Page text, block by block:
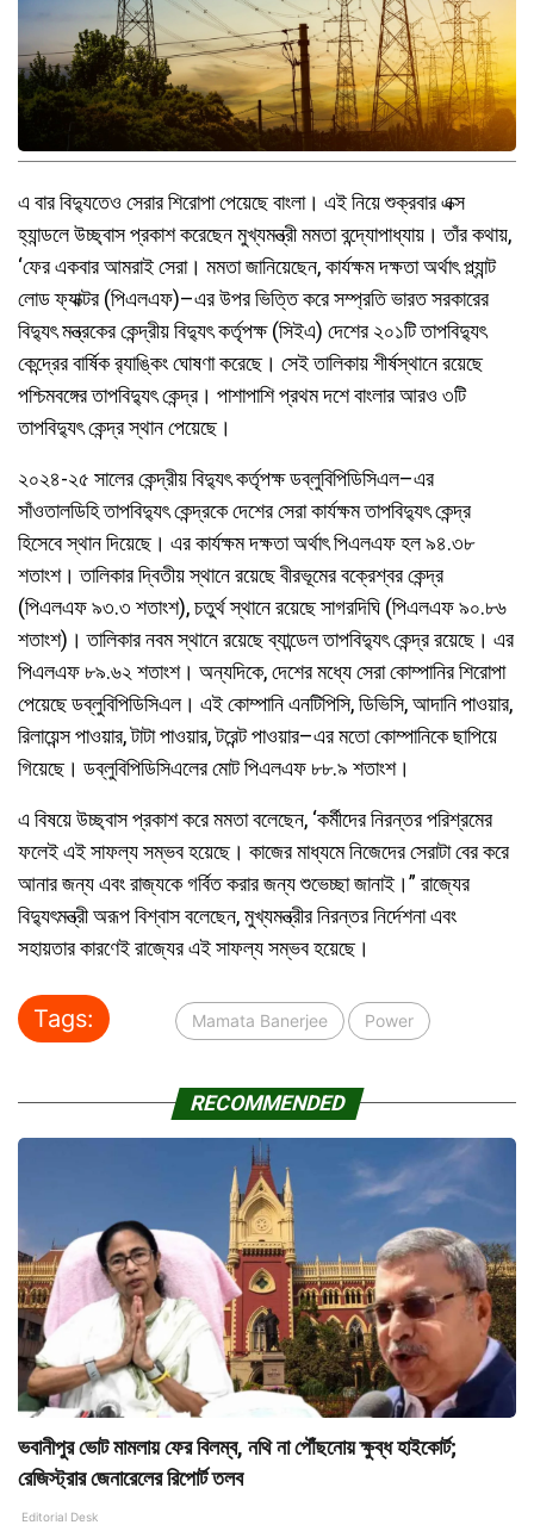
এ বার বিদ্যুতেও সেরার শিরোপা পেয়েছে বাংলা। এই নিয়ে শুক্রবার এক্স
হ্যান্ডলে উচ্ছ্বাস প্রকাশ করেছেন মুখ্যমন্ত্রী মমতা বন্দ্যোপাধ্যায়। তাঁর কথায়,
‘ফের একবার আমরাই সেরা। মমতা জানিয়েছেন, কার্যক্ষম দক্ষতা অর্থাৎ প্ল্যান্ট
লোড ফ্যাক্টর (পিএলএফ)–এর উপর ভিত্তি করে সম্প্রতি ভারত সরকারের
বিদ্যুৎ মন্ত্রকের কেন্দ্রীয় বিদ্যুৎ কর্তৃপক্ষ (সিইএ) দেশের ২০১টি তাপবিদ্যুৎ
কেন্দ্রের বার্ষিক র‍্যাঙ্কিং ঘোষণা করেছে। সেই তালিকায় শীর্ষস্থানে রয়েছে
পশ্চিমবঙ্গের তাপবিদ্যুৎ কেন্দ্র। পাশাপাশি প্রথম দশে বাংলার আরও ৩টি
তাপবিদ্যুৎ কেন্দ্র স্থান পেয়েছে।
২০২৪-২৫ সালের কেন্দ্রীয় বিদ্যুৎ কর্তৃপক্ষ ডব্লুবিপিডিসিএল–এর
সাঁওতালডিহি তাপবিদ্যুৎ কেন্দ্রকে দেশের সেরা কার্যক্ষম তাপবিদ্যুৎ কেন্দ্র
হিসেবে স্থান দিয়েছে। এর কার্যক্ষম দক্ষতা অর্থাৎ পিএলএফ হল ৯৪.৩৮
শতাংশ। তালিকার দ্বিতীয় স্থানে রয়েছে বীরভূমের বক্রেশ্বর কেন্দ্র
(পিএলএফ ৯৩.৩ শতাংশ), চতুর্থ স্থানে রয়েছে সাগরদিঘি (পিএলএফ ৯০.৮৬
শতাংশ)। তালিকার নবম স্থানে রয়েছে ব্যান্ডেল তাপবিদ্যুৎ কেন্দ্র রয়েছে। এর
পিএলএফ ৮৯.৬২ শতাংশ। অন্যদিকে, দেশের মধ্যে সেরা কোম্পানির শিরোপা
পেয়েছে ডব্লুবিপিডিসিএল। এই কোম্পানি এনটিপিসি, ডিভিসি, আদানি পাওয়ার,
রিলায়েন্স পাওয়ার, টাটা পাওয়ার, টরেন্ট পাওয়ার–এর মতো কোম্পানিকে ছাপিয়ে
গিয়েছে। ডব্লুবিপিডিসিএলের মোট পিএলএফ ৮৮.৯ শতাংশ।
এ বিষয়ে উচ্ছ্বাস প্রকাশ করে মমতা বলেছেন, ‘কর্মীদের নিরন্তর পরিশ্রমের
ফলেই এই সাফল্য সম্ভব হয়েছে। কাজের মাধ্যমে নিজেদের সেরাটা বের করে
আনার জন্য এবং রাজ্যকে গর্বিত করার জন্য শুভেচ্ছা জানাই।” রাজ্যের
বিদ্যুৎমন্ত্রী অরূপ বিশ্বাস বলেছেন, মুখ্যমন্ত্রীর নিরন্তর নির্দেশনা এবং
সহায়তার কারণেই রাজ্যের এই সাফল্য সম্ভব হয়েছে।
Tags: Mamata Banerjee Power
RECOMMENDED
ভবানীপুর ভোট মামলায় ফের বিলম্ব, নথি না পৌঁছনোয় ক্ষুব্ধ হাইকোর্ট;
রেজিস্ট্রার জেনারেলের রিপোর্ট তলব
Editorial Desk